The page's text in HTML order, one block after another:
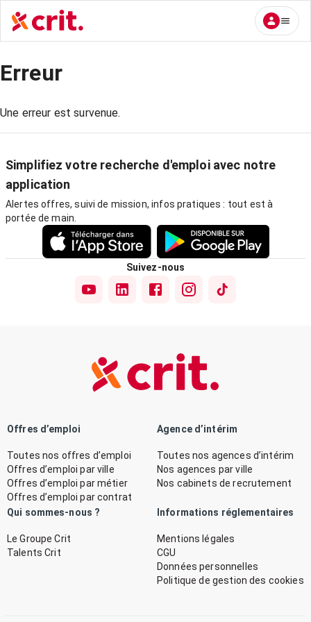
Erreur
Une erreur est survenue.
Simplifiez votre recherche d'emploi avec notre
application
Alertes offres, suivi de mission, infos pratiques : tout est à
portée de main.
Suivez-nous
Offres d’emploi
Toutes nos offres d’emploi
Offres d’emploi par ville
Offres d’emploi par métier
Offres d’emploi par contrat
Agence d’intérim
Toutes nos agences d’intérim
Nos agences par ville
Nos cabinets de recrutement
Qui sommes-nous ?
Le Groupe Crit
Talents Crit
Informations réglementaires
Mentions légales
CGU
Données personnelles
Politique de gestion des cookies